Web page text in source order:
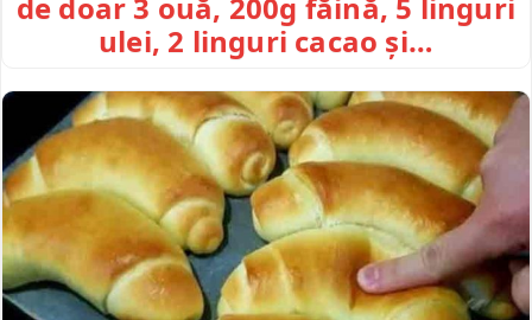
ulei, 2 linguri cacao și…